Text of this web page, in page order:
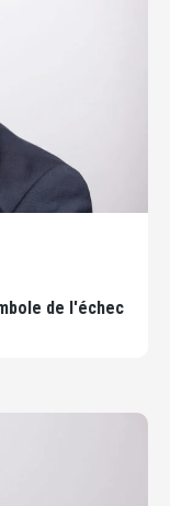
de l'échec